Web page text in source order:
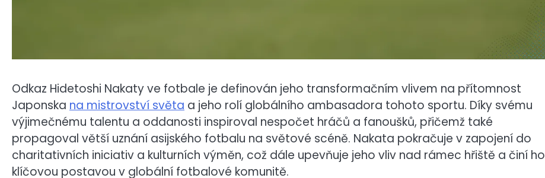
Odkaz Hidetoshi Nakaty ve fotbale je definován jeho transformačním vlivem na přítomnost
Japonska na mistrovství světa a jeho rolí globálního ambasadora tohoto sportu. Díky svému
výjimečnému talentu a oddanosti inspiroval nespočet hráčů a fanoušků, přičemž také
propagoval větší uznání asijského fotbalu na světové scéně. Nakata pokračuje v zapojení do
charitativních iniciativ a kulturních výměn, což dále upevňuje jeho vliv nad rámec hřiště a činí ho
klíčovou postavou v globální fotbalové komunitě.